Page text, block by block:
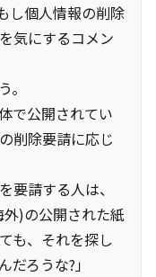
し個人情報の削除
気にするコメン
で公開されてい
削除要請に応じ
要請する人は、
)の公開された紙
も、それを探し
ろうな?」